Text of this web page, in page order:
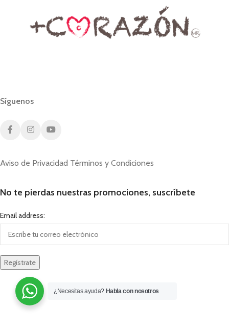
Síguenos
Aviso de Privacidad Términos y Condiciones
No te pierdas nuestras promociones, suscríbete
Email address:
¿Necesitas ayuda? Habla con nosotros